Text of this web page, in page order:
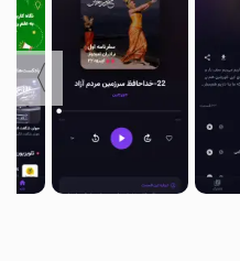
〉